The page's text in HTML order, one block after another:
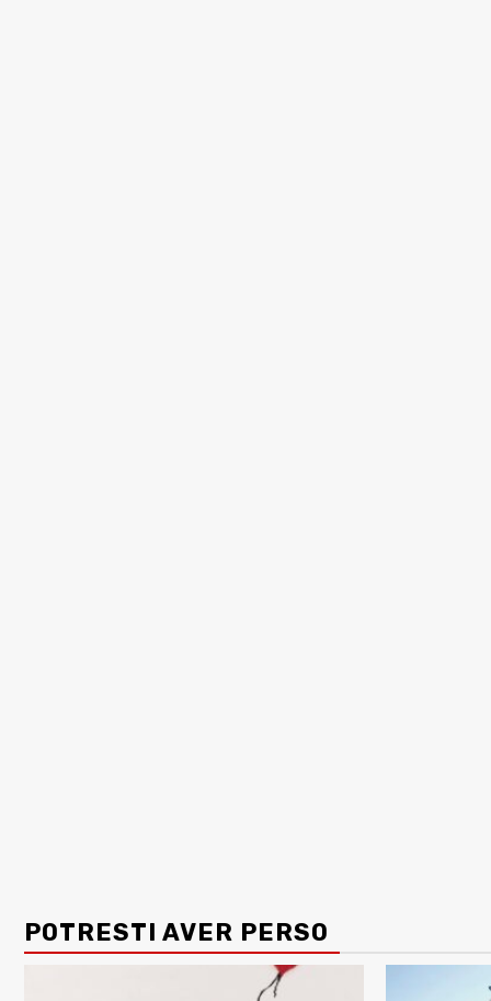
POTRESTI AVER PERSO